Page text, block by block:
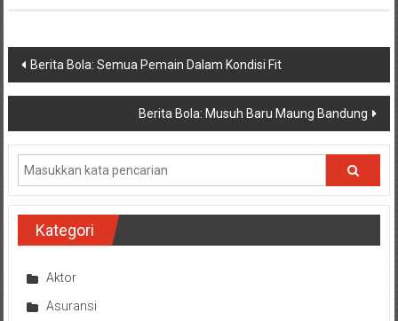
Navigasi
pos
Berita Bola: Semua Pemain Dalam Kondisi Fit
Berita Bola: Musuh Baru Maung Bandung
Kategori
Aktor
Asuransi